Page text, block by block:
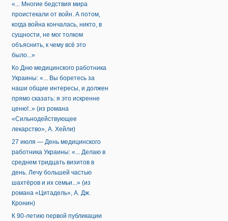
«... Многие бедствия мира
проистекали от войн. А потом,
когда война кончалась, никто, в
сущности, не мог толком
объяснить, к чему всё это
было...»
Ко Дню медицинского работника
Украины: «... Вы боретесь за
наши общие интересы, и должен
прямо сказать: я это искренне
ценю!..» (из романа
«Сильнодействующее
лекарство», А. Хейли)
27 июля — День медицинского
работника Украины: «... Делаю в
среднем тридцать визитов в
день. Лечу большей частью
шахтёров и их семьи...» (из
романа «Цитадель», А. Дж.
Кронин)
К 90-летию первой публикации